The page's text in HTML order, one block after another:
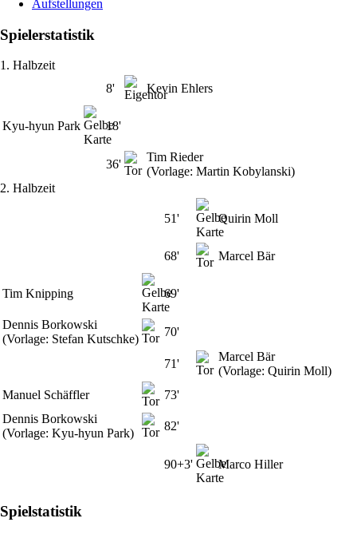
Aufstellungen
Spielerstatistik
1. Halbzeit
8'
Kevin Ehlers
Kyu-hyun Park 18'
36'
Tim Rieder
(Vorlage: Martin Kobylanski)
2. Halbzeit
51' Quirin Moll
68' Marcel Bär
Tim Knipping 69'
Dennis Borkowski
(Vorlage: Stefan Kutschke)
70'
71'
Marcel Bär
(Vorlage: Quirin Moll)
Manuel Schäffler
73'
Dennis Borkowski
(Vorlage: Kyu-hyun Park)
82'
90+3' Marco Hiller
Spielstatistik